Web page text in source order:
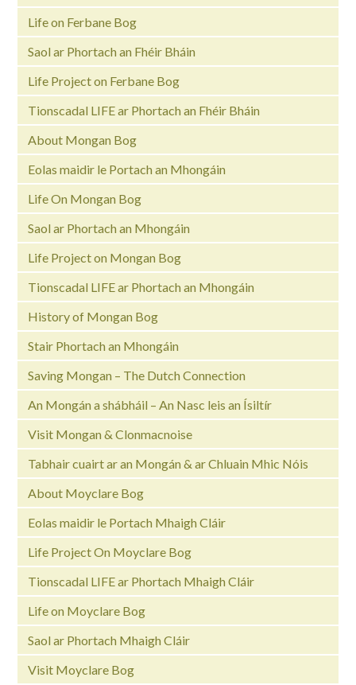
Life on Ferbane Bog
Saol ar Phortach an Fhéir Bháin
Life Project on Ferbane Bog
Tionscadal LIFE ar Phortach an Fhéir Bháin
About Mongan Bog
Eolas maidir le Portach an Mhongáin
Life On Mongan Bog
Saol ar Phortach an Mhongáin
Life Project on Mongan Bog
Tionscadal LIFE ar Phortach an Mhongáin
History of Mongan Bog
Stair Phortach an Mhongáin
Saving Mongan – The Dutch Connection
An Mongán a shábháil – An Nasc leis an Ísiltír
Visit Mongan & Clonmacnoise
Tabhair cuairt ar an Mongán & ar Chluain Mhic Nóis
About Moyclare Bog
Eolas maidir le Portach Mhaigh Cláir
Life Project On Moyclare Bog
Tionscadal LIFE ar Phortach Mhaigh Cláir
Life on Moyclare Bog
Saol ar Phortach Mhaigh Cláir
Visit Moyclare Bog